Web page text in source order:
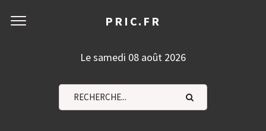
PRIC.FR
Le samedi 08 août 2026